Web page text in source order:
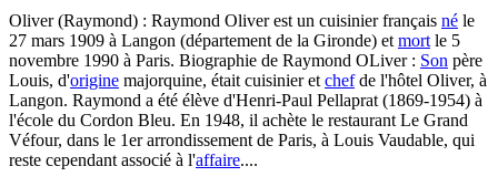
Oliver (Raymond) : Raymond Oliver est un cuisinier français né le
27 mars 1909 à Langon (département de la Gironde) et mort le 5
novembre 1990 à Paris. Biographie de Raymond OLiver : Son père
Louis, d'origine majorquine, était cuisinier et chefde l'hôtel Oliver, à
Langon. Raymond a été élève d'Henri-Paul Pellaprat (1869-1954) à
l'école du Cordon Bleu. En 1948, il achète le restaurant Le Grand
Véfour, dans le 1er arrondissement de Paris, à Louis Vaudable, qui
reste cependant associé à l'affaire....